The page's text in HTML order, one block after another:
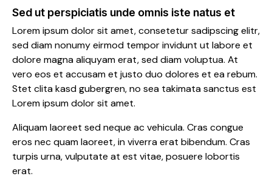
Sed ut perspiciatis unde omnis iste natus et
Lorem ipsum dolor sit amet, consetetur sadipscing elitr,
sed diam nonumy eirmod tempor invidunt ut labore et
dolore magna aliquyam erat, sed diam voluptua. At
vero eos et accusam et justo duo dolores et ea rebum.
Stet clita kasd gubergren, no sea takimata sanctus est
Lorem ipsum dolor sit amet.
Aliquam laoreet sed neque ac vehicula. Cras congue
eros nec quam laoreet, in viverra erat bibendum. Cras
turpis urna, vulputate at est vitae, posuere lobortis
erat.